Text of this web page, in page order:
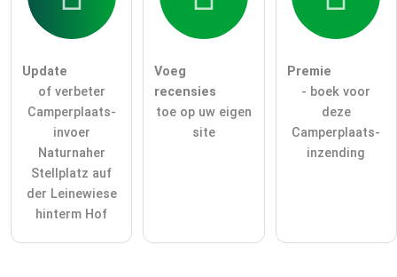
Update
of verbeter
Camperplaats-
invoer
Naturnaher
Stellplatz auf
der Leinewiese
hinterm Hof
Voeg
recensies
toe op uw eigen
site
Premie
- boek voor
deze
Camperplaats-
inzending